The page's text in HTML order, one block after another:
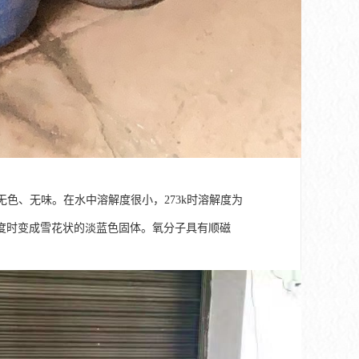
、无味。在水中溶解度很小，273k时溶解度为
时变成雪花状的淡蓝色固体。氧分子具有顺磁